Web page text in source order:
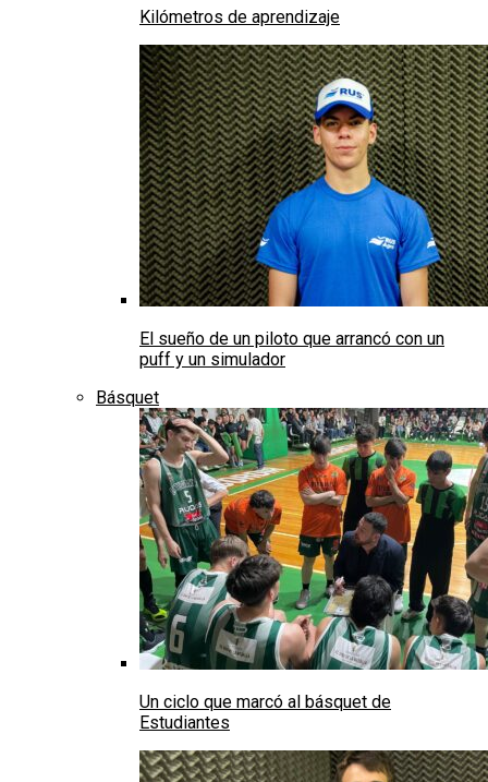
Kilómetros de aprendizaje
El sueño de un piloto que arrancó con un
puff y un simulador
Básquet
Un ciclo que marcó al básquet de
Estudiantes